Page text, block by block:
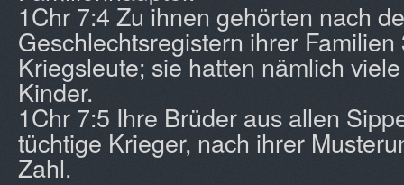
1Chr 7:4 Zu ihnen gehörten nach
Geschlechtsregistern ihrer Familien
Kriegsleute; sie hatten nämlich
Kinder.
1Chr 7:5 Ihre Brüder aus allen
tüchtige Krieger, nach ihrer
Zahl.